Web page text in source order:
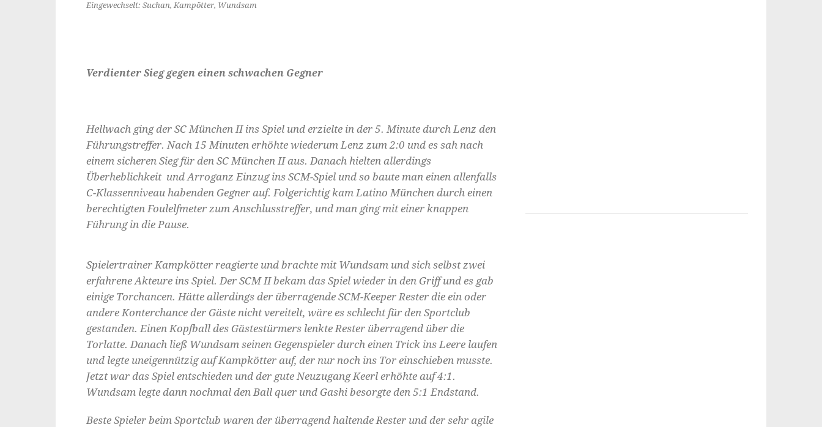
Eingewechselt: Suchan, Kampötter, Wundsam
Verdienter Sieg gegen einen schwachen Gegner
Hellwach ging der SC München II ins Spiel und erzielte in der 5. Minute durch Lenz den
Führungstreffer. Nach 15 Minuten erhöhte wiederum Lenz zum 2:0 und es sah nach
einem sicheren Sieg für den SC München II aus. Danach hielten allerdings
Überheblichkeit und Arroganz Einzug ins SCM-Spiel und so baute man einen allenfalls
C-Klassenniveau habenden Gegner auf. Folgerichtig kam Latino München durch einen
berechtigten Foulelfmeter zum Anschlusstreffer, und man ging mit einer knappen
Führung in die Pause.
Spielertrainer Kampkötter reagierte und brachte mit Wundsam und sich selbst zwei
erfahrene Akteure ins Spiel. Der SCM II bekam das Spiel wieder in den Griff und es gab
einige Torchancen. Hätte allerdings der überragende SCM-Keeper Rester die ein oder
andere Konterchance der Gäste nicht vereitelt, wäre es schlecht für den Sportclub
gestanden. Einen Kopfball des Gästestürmers lenkte Rester überragend über die
Torlatte. Danach ließ Wundsam seinen Gegenspieler durch einen Trick ins Leere laufen
und legte uneigennützig auf Kampkötter auf, der nur noch ins Tor einschieben musste.
Jetzt war das Spiel entschieden und der gute Neuzugang Keerl erhöhte auf 4:1.
Wundsam legte dann nochmal den Ball quer und Gashi besorgte den 5:1 Endstand.
Beste Spieler beim Sportclub waren der überragend haltende Rester und der sehr agile